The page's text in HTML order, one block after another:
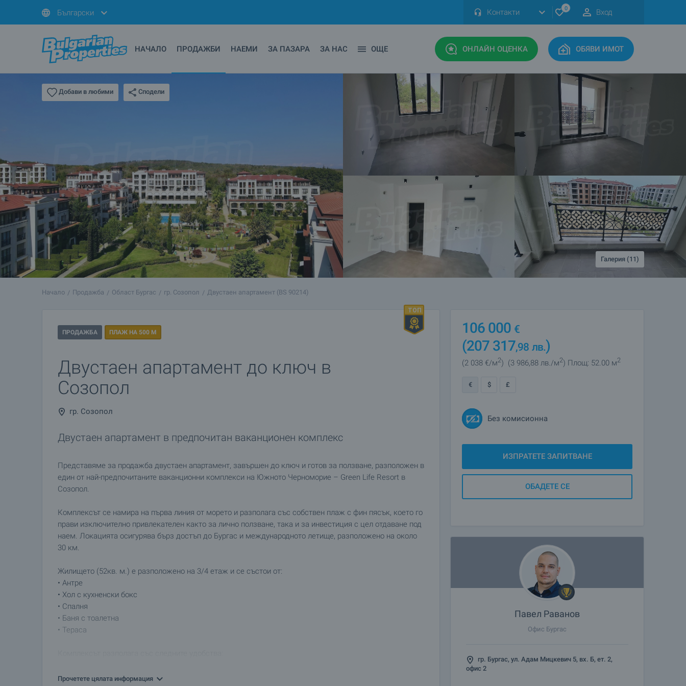
Български Контакти 0 Вход
НАЧАЛО ПРОДАЖБИ НАЕМИ ЗА ПАЗАРА ЗА НАС ОЩЕ ОНЛАЙН ОЦЕНКА ОБЯВИ ИМОТ
Добави в любими Сподели
Галерия (11)
Начало Продажба Област Бургас гр. Созопол Двустаен апартамент (BS 90214)
ПРОДАЖБА ПЛАЖ НА 500 М
Двустаен апартамент до ключ в
Созопол
гр. Созопол
Двустаен апартамент в предпочитан ваканционен комплекс
Представяме за продажба двустаен апартамент, завършен до ключ и готов за ползване, разположен в
един от най-предпочитаните ваканционни комплекси на Южното Черноморие – Green Life Resort в
Созопол.
Комплексът се намира на първа линия от морето и разполага със собствен плаж с фин пясък, което го
прави изключително привлекателен както за лично ползване, така и за инвестиция с цел отдаване под
наем. Локацията осигурява бърз достъп до Бургас и международното летище, разположено на около
30 км.
Жилището (52кв. м.) е разположено на 3/4 етаж и се състои от:
• Антре
• Хол с кухненски бокс
• Спалня
• Баня с тоалетна
• Тераса
• Рецепция – 24 часа
Прочетете цялата информация
106 000 €
(207 317,98 лв.)
(2 038 €/м2) (3 986,88 лв./м2) Площ: 52.00 м2
€ $ £
Без комисионна
ИЗПРАТЕТЕ ЗАПИТВАНЕ
ОБАДЕТЕ СЕ
Павел Раванов
Офис Бургас
гр. Бургас, ул. Адам Мицкевич 5, вх. Б, ет. 2,
офис 2